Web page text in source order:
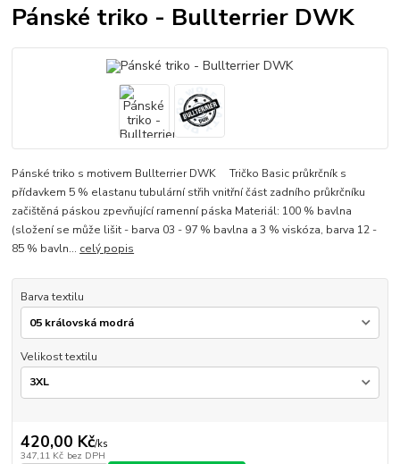
Pánské triko - Bullterrier DWK
Pánské triko s motivem Bullterrier DWK Tričko Basic průkrčník s
přídavkem 5 % elastanu tubulární střih vnitřní část zadního průkrčníku
začištěná páskou zpevňující ramenní páska Materiál: 100 % bavlna
(složení se může lišit - barva 03 - 97 % bavlna a 3 % viskóza, barva 12 -
85 % bavln... celý popis
Barva textilu
Velikost textilu
420,00 Kč/ks
347,11 Kč bez DPH